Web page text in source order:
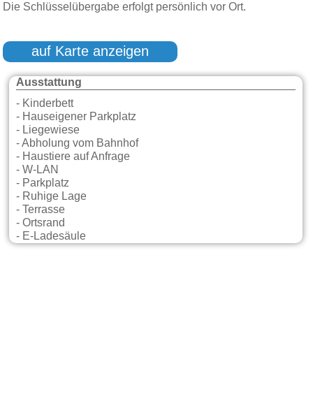
Die Schlüsselübergabe erfolgt persönlich vor Ort.
auf Karte anzeigen
Ausstattung
- Kinderbett
- Hauseigener Parkplatz
- Liegewiese
- Abholung vom Bahnhof
- Haustiere auf Anfrage
- W-LAN
- Parkplatz
- Ruhige Lage
- Terrasse
- Ortsrand
- E-Ladesäule